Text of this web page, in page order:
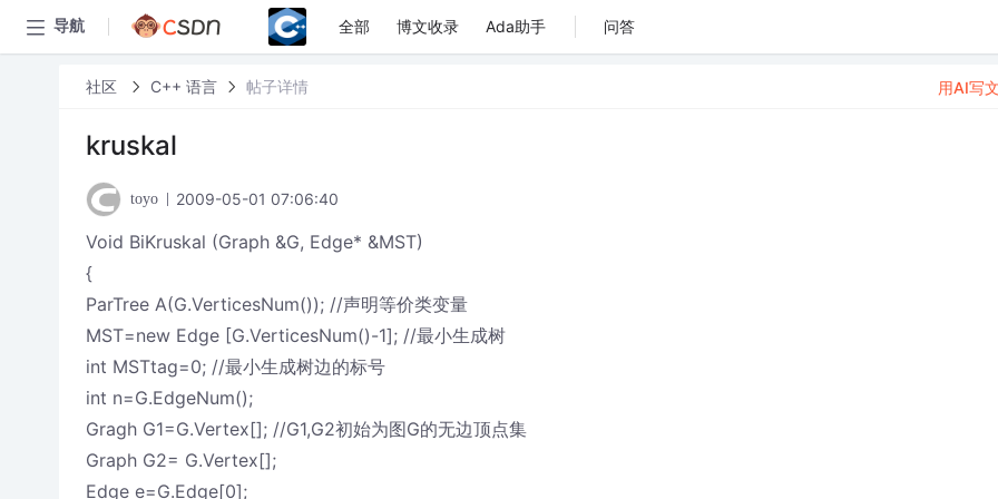
导航 全部 博文收录 Ada助手 问答
社区 C++ 语言 帖子详情
kruskal
toyo 2009-05-01 07:06:40
Void BiKruskal (Graph &G, Edge* &MST)
{
ParTree A(G.VerticesNum()); //声明等价类变量
MST=new Edge [G.VerticesNum()-1]; //最小生成树
int MSTtag=0; //最小生成树边的标号
int n=G.EdgeNum();
Gragh G1=G.Vertex[]; //G1,G2初始为图G的无边顶点集
Graph G2= G.Vertex[];
Edge e=G.Edge[0];
用AI写